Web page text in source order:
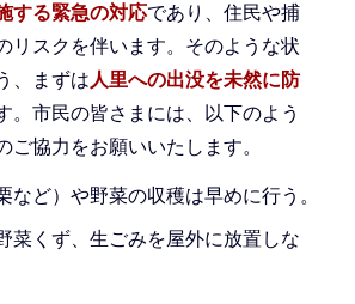
する緊急の対応であり、住民や捕
リスクを伴います。そのような状
、まずは 人里への出没を未然に防
。市民の皆さまには、以下のよう
ご協力をお願いいたします。
など）や野菜の収穫は早めに行う。
菜くず、生ごみを屋外に放置しな